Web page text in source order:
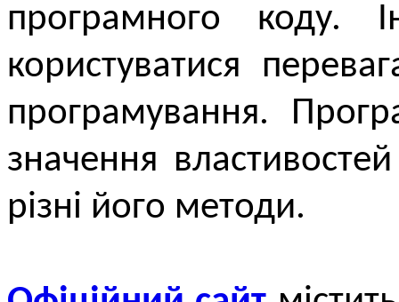
програмного коду.
користуватися
програмування.
значення
різні його методи.